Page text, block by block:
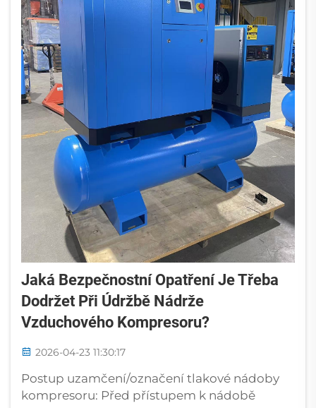
Jaká Bezpečnostní Opatření Je Třeba
Dodržet Při Údržbě Nádrže
Vzduchového Kompresoru?
2026-04-23 11:30:17
Postup uzamčení/označení tlakové nádoby
kompresoru: Před přístupem k nádobě